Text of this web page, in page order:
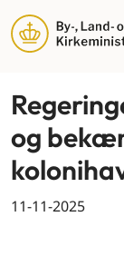
og
11-11-2025